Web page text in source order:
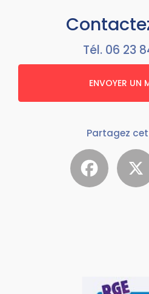
Tél. 06 23
ENVOYER UN
Partagez